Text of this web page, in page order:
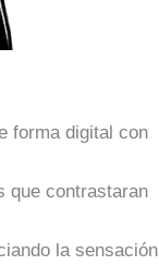
forma digital con
que contrastaran
la sensación